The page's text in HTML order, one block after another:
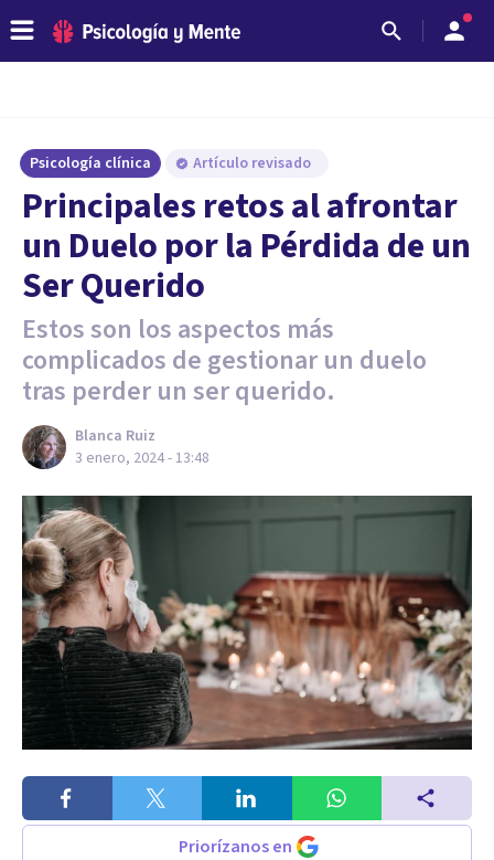
Psicología clínica Artículo revisado
Principales retos al afrontar
un Duelo por la Pérdida de un
Ser Querido
Estos son los aspectos más
complicados de gestionar un duelo
tras perder un ser querido.
Blanca Ruiz
3 enero, 2024 - 13:48
Priorízanos en